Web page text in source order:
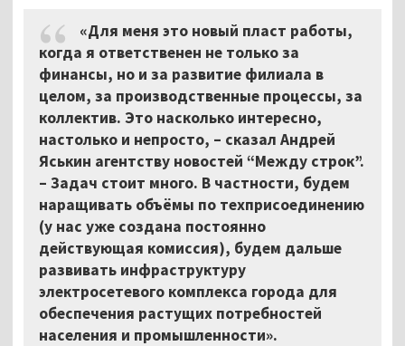
«Для меня это новый пласт работы,
когда я ответственен не только за
финансы, но и за развитие филиала в
целом, за производственные процессы, за
коллектив. Это насколько интересно,
настолько и непросто, – сказал Андрей
Яськин агентству новостей “Между строк”.
– Задач стоит много. В частности, будем
наращивать объёмы по техприсоединению
(у нас уже создана постоянно
действующая комиссия), будем дальше
развивать инфраструктуру
электросетевого комплекса города для
обеспечения растущих потребностей
населения и промышленности».